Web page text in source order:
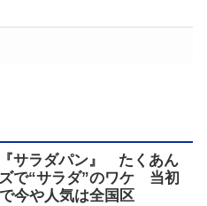
サラダパン』 たくあん
で“サラダ”のワケ 当初
今や人気は全国区